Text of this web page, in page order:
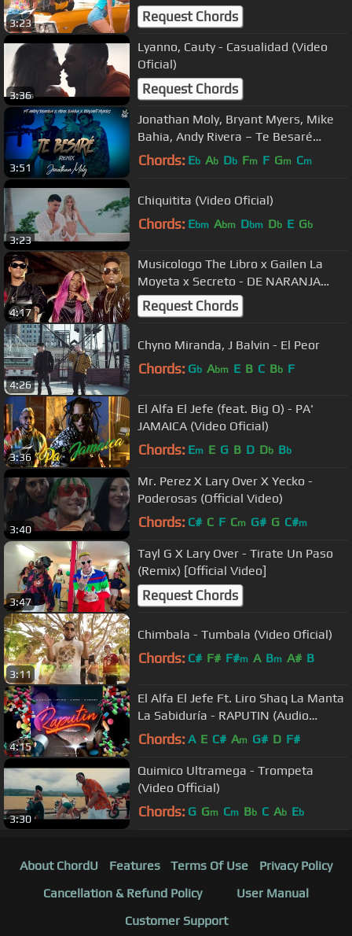
3:23
Subirse y No Bajar
Request Chords
3:36
Lyanno, Cauty - Casualidad (Video
Oficial)
Request Chords
3:51
Jonathan Moly, Bryant Myers, Mike
Bahia, Andy Rivera – Te Besaré
REMIX (Video Oficial)
Chords: Eb Ab Db Fm F Gm Cm
3:23
Chiquitita (Video Oficial)
Chords: Ebm Abm Dbm Db E Gb
4:17
Musicologo The Libro x Gailen La
Moyeta x Secreto - DE NARANJA
Remix - Video Oficial by JC Restituyo
Request Chords
4:26
Chyno Miranda, J Balvin - El Peor
Chords: Gb Abm E B C Bb F
3:36
El Alfa El Jefe (feat. Big O) - PA'
JAMAICA (Video Oficial)
Chords: Em E G B D Db Bb
3:40
Mr. Perez X Lary Over X Yecko -
Poderosas (Official Video)
Chords: C# C F Cm G# G C#m
3:47
Tayl G X Lary Over - Tirate Un Paso
(Remix) [Official Video]
Request Chords
3:11
Chimbala - Tumbala (Video Oficial)
Chords: C# F# F#m A Bm A# B
4:15
El Alfa El Jefe Ft. Liro Shaq La Manta
La Sabiduría - RAPUTIN (Audio
Oficial)
Chords: A E C# Am G# D F#
3:30
Quimico Ultramega - Trompeta
(Video Official)
Chords: G Gm Cm Bb C Ab Eb
About ChordU Features Terms Of Use
Privacy Policy
Cancellation & Refund Policy
User Manual
Customer Support